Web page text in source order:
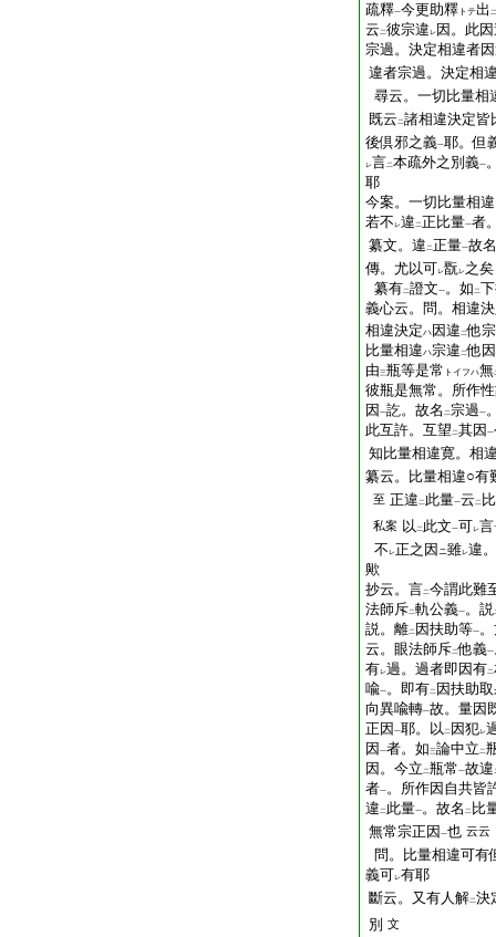
疏釋一今更助釋 トテ出 二
云 二彼宗違 レ 因。此
宗過。決定相違者
違者宗過。決定相
尋云。一切比量相
既云 二諸相違決定皆
後倶邪之義一耶。但
レ言二本疏外之別義一
耶
今案。一切比量相
若不 レ違 二正比量一者
纂文。違 二正量一故名
傳。尤以可レ翫レ之矣
纂有二證文一。如 二
義心云。問。相違
相違決定ハ 因違 二他宗
比量相違ハ宗違 二他因
由三瓶等是常 トイフハ無
彼瓶是無常。所作
因 一訖。故名 二宗過一
此互許。互望 二其因 一
知比量相違寛。相
纂云。比量相違○有
至 正違 二 此量一云 二
私案 以 二 此文一可レ言
不 レ正之因 ニ雖レ違
歟
抄云。言二今謂此難
法師斥二軌公義一。説
説。離二 因扶助等一
云。眼法師斥二他義一
有レ過。過者即因有二
喩一。即有二 因扶助
向異喩轉一故。量因
正因 一耶。以 二 因犯レ
因 一者。如三論中立 二
因。今立 二瓶常一故違
者一。所作因自共皆
違 二 此量一。故名 二 比
無常宗正因 一也 云云
問。比量相違可有
義可レ有耶
斷云。又有人解二決
別 文